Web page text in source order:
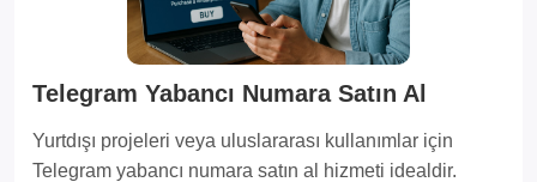
Telegram Yabancı Numara Satın Al
Yurtdışı projeleri veya uluslararası kullanımlar için
Telegram yabancı numara satın al hizmeti idealdir.